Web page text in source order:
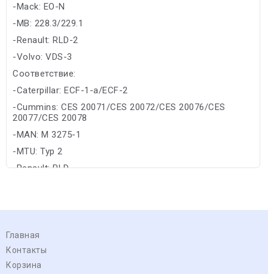
-Mack: EO-N
-MB: 228.3/229.1
-Renault: RLD-2
-Volvo: VDS-3
Соответствие:
-Caterpillar: ECF-1-a/ECF-2
-Cummins: CES 20071/CES 20072/CES 20076/CES
20077/CES 20078
-MAN: M 3275-1
-MTU: Typ 2
-Renault: RLD
Главная
Контакты
Корзина